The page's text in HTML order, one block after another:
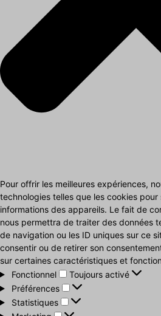
Pour offrir les meilleures expériences,
technologies telles que les cookies
informations des appareils. Le fait de
nous permettra de traiter des données
de navigation ou les ID uniques sur ce
consentir ou de retirer son
sur certaines caractéristiques et
Fonctionnel
Fonctionnel
Toujours activé
Préférences
Préférences
Statistiques
Statistiques